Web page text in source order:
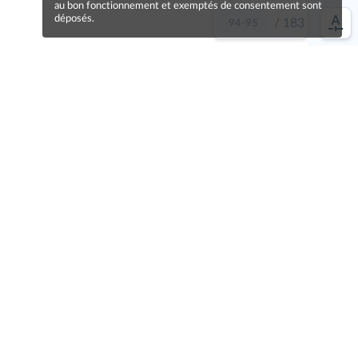
/ 183
au bon fonctionnement et exemptés de consentement sont
déposés.